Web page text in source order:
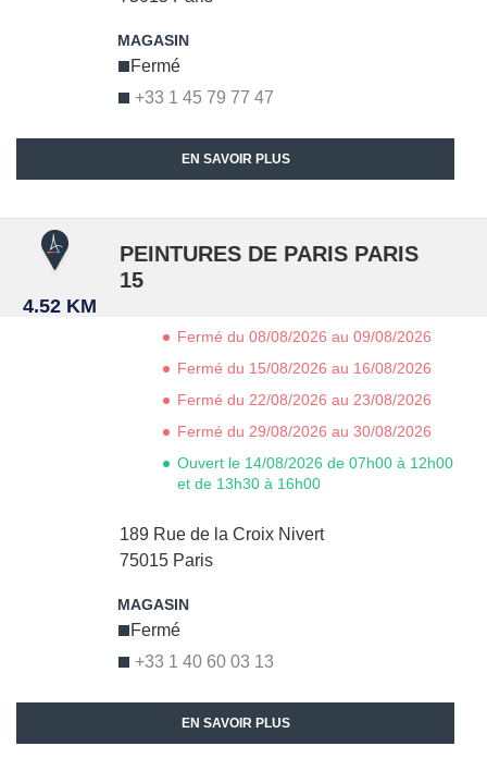
+33 1 45 79 77 47
Fermé
EN SAVOIR PLUS
4.52 KM
PEINTURES DE PARIS PARIS
15
189 Rue de la Croix Nivert
75015 Paris
+33 1 40 60 03 13
Fermé
Fermé du 08/08/2026 au 09/08/2026
Fermé du 15/08/2026 au 16/08/2026
Fermé du 22/08/2026 au 23/08/2026
Fermé du 29/08/2026 au 30/08/2026
Ouvert le 14/08/2026 de 07h00 à 12h00
et de 13h30 à 16h00
EN SAVOIR PLUS